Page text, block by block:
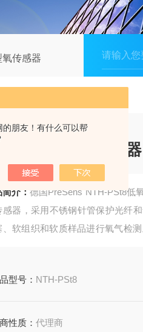
的朋友！有什么可以帮
传感器
氧针式微型氧传感器
简介：德国PreSens NTH-PSt8低
感器，采用不锈钢针管保护光纤
、软组织和软质样品进行氧气检
型号： NTH-PSt8
性质：代理商